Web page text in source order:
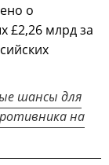
о
£2,26 млрд за
шансы для
на